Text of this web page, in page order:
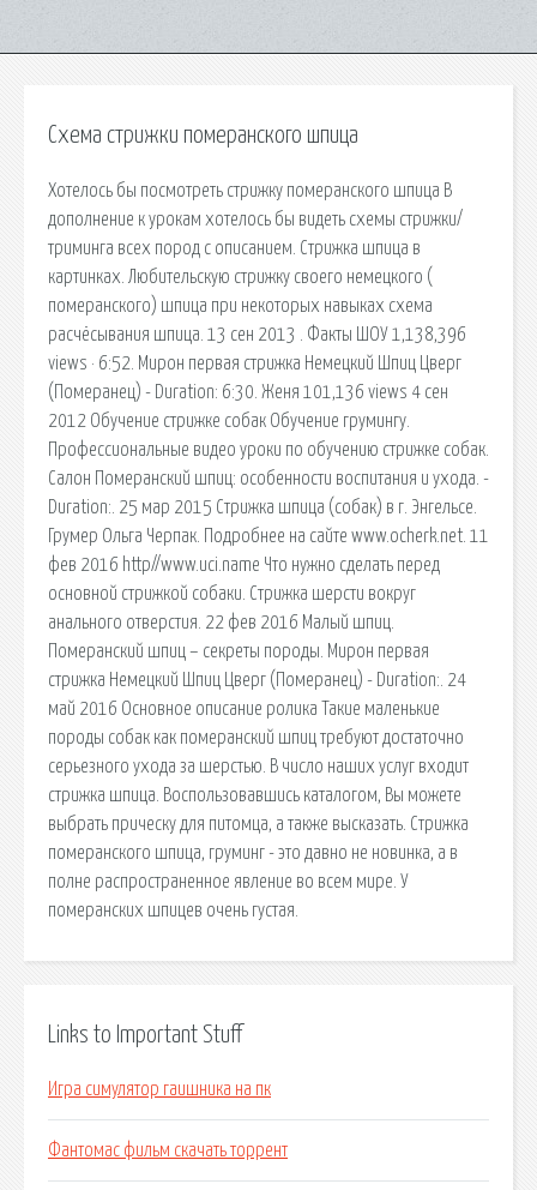
Схема стрижки померанского шпица
Хотелось бы посмотреть стрижку померанского шпица В
дополнение к урокам хотелось бы видеть схемы стрижки/
триминга всех пород с описанием. Стрижка шпица в
картинках. Любительскую стрижку своего немецкого (
померанского) шпица при некоторых навыках схема
расчёсывания шпица. 13 сен 2013 . Факты ШОУ 1,138,396
views · 6:52. Мирон первая стрижка Немецкий Шпиц Цверг
(Померанец) - Duration: 6:30. Женя 101,136 views 4 сен
2012 Обучение стрижке собак Обучение грумингу.
Профессиональные видео уроки по обучению стрижке собак.
Салон Померанский шпиц: особенности воспитания и ухода. -
Duration:. 25 мар 2015 Стрижка шпица (собак) в г. Энгельсе.
Грумер Ольга Черпак. Подробнее на сайте www.ocherk.net. 11
фев 2016 http//www.uci.name Что нужно сделать перед
основной стрижкой собаки. Стрижка шерсти вокруг
анального отверстия. 22 фев 2016 Малый шпиц.
Померанский шпиц – секреты породы. Мирон первая
стрижка Немецкий Шпиц Цверг (Померанец) - Duration:. 24
май 2016 Основное описание ролика Такие маленькие
породы собак как померанский шпиц требуют достаточно
серьезного ухода за шерстью. В число наших услуг входит
стрижка шпица. Воспользовавшись каталогом, Вы можете
выбрать прическу для питомца, а также высказать. Стрижка
померанского шпица, груминг - это давно не новинка, а в
полне распространенное явление во всем мире. У
померанских шпицев очень густая.
Links to Important Stuff
Игра симулятор гаишника на пк
Фантомас фильм скачать торрент